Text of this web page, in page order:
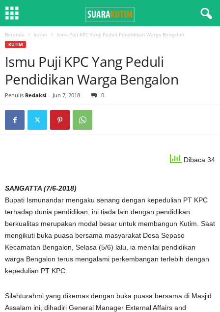
Beranda kutim Ismu Puji KPC Yang Peduli Pendidikan Warga Bengalon
KUTIM
Ismu Puji KPC Yang Peduli
Pendidikan Warga Bengalon
Penulis Redaksi - Jun 7, 2018 0
Dibaca 34
SANGATTA (7/6-2018)
Bupati Ismunandar mengaku senang dengan kepedulian PT KPC
terhadap dunia pendidikan, ini tiada lain dengan pendidikan
berkualitas merupakan modal besar untuk membangun Kutim. Saat
mengikuti buka puasa bersama masyarakat Desa Sepaso
Kecamatan Bengalon, Selasa (5/6) lalu, ia menilai pendidikan
warga Bengalon terus mengalami perkembangan terlebih dengan
kepedulian PT KPC.
Silahturahmi yang dikemas dengan buka puasa bersama di Masjid
Assalam ini, dihadiri General Manager External Affairs and